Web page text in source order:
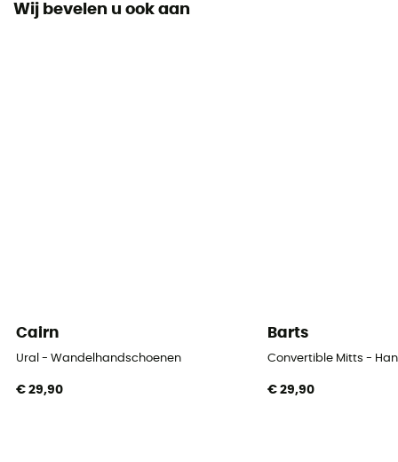
Wij bevelen u ook aan
Cairn
Ural - Wandelhandschoenen
€ 29,90
Barts
Convertible Mitts -
€ 29,90